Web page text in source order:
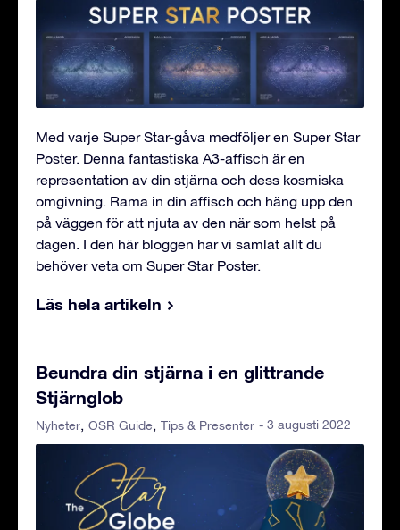
Med varje Super Star-gåva medföljer en Super Star
Poster. Denna fantastiska A3-affisch är en
representation av din stjärna och dess kosmiska
omgivning. Rama in din affisch och häng upp den
på väggen för att njuta av den när som helst på
dagen. I den här bloggen har vi samlat allt du
behöver veta om Super Star Poster.
Läs hela artikeln
Beundra din stjärna i en glittrande
Stjärnglob
Nyheter OSR Guide Tips & Presenter - 3 augusti 2022